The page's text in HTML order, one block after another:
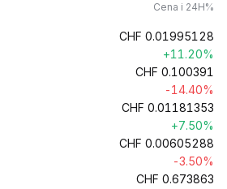
Cena i 24H%
CHF 0.01995128
+11.20%
CHF 0.100391
-14.40%
CHF 0.01181353
+7.50%
CHF 0.00605288
-3.50%
CHF 0.673863